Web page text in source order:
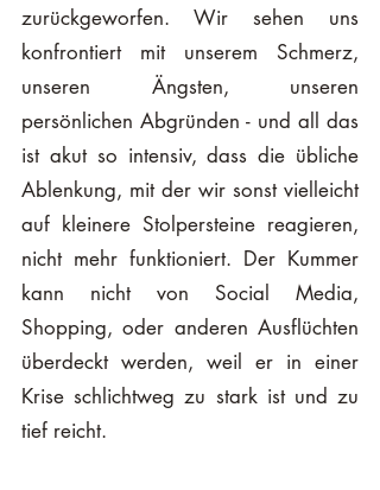
zurückgeworfen. Wir sehen uns
konfrontiert mit unserem Schmerz,
unseren Ängsten, unseren
persönlichen Abgründen - und all das
ist akut so intensiv, dass die übliche
Ablenkung, mit der wir sonst vielleicht
auf kleinere Stolpersteine reagieren,
nicht mehr funktioniert. Der Kummer
kann nicht von Social Media,
Shopping, oder anderen Ausflüchten
überdeckt werden, weil er in einer
Krise schlichtweg zu stark ist und zu
tief reicht.